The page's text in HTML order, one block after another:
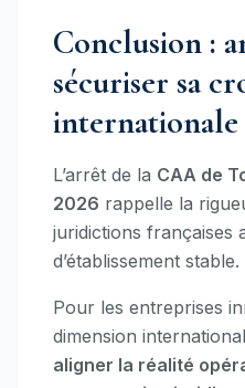
Conclusion :
sécuriser sa
internationale
L’arrêt de la CAA de
2026 rappelle la
juridictions françaises
d’établissement stable.
Pour les entreprises
dimension
aligner la réalité